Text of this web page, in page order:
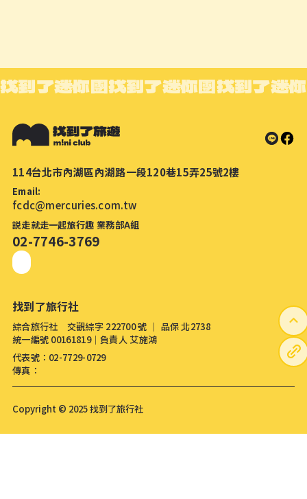
找到了迷你團找到了迷你團找到了迷
114台北市內湖區內湖路一段120巷15弄25號2樓
Email:
fcdc@mercuries.com.tw
説走就走一起旅行趣 業務部A組
02-7746-3769
找到了旅行社
綜合旅行社 交觀綜字 222700 號 │ 品保 北2738
統一編號 00161819│負責人 艾施鴻
代表號：02-7729-0729
傳真：
Copyright © 2025 找到了旅行社